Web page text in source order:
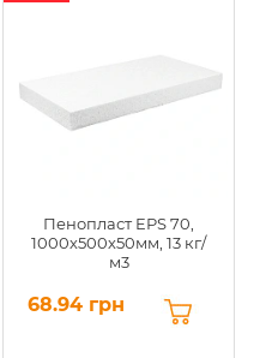
Пенопласт EPS 70,
1000х500х50мм, 13 кг/
м3
68.94 грн